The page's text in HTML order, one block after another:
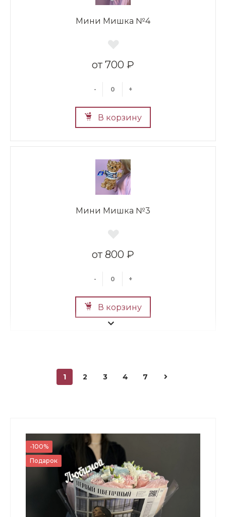
Мини Мишка №4
700 ₽
- +
В корзину
Мини Мишка №3
800 ₽
- +
В корзину
700 ₽
- +
В корзину
1 2 3 4 7
-100%
Подарок